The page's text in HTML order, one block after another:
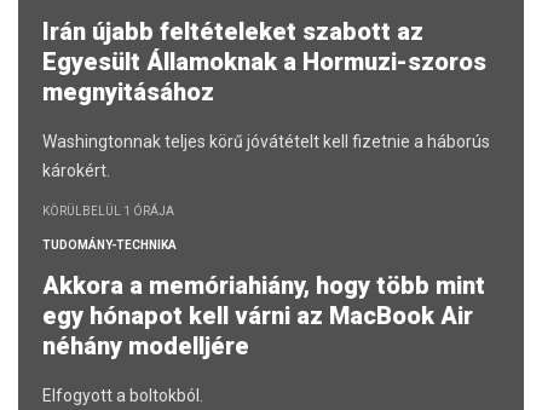
Irán újabb feltételeket szabott az
Egyesült Államoknak a Hormuzi-szoros
megnyitásához
Washingtonnak teljes körű jóvátételt kell fizetnie a háborús
károkért.
KÖRÜLBELÜL 1 ÓRÁJA
TUDOMÁNY-TECHNIKA
Akkora a memóriahiány, hogy több mint
egy hónapot kell várni az MacBook Air
néhány modelljére
Elfogyott a boltokból.